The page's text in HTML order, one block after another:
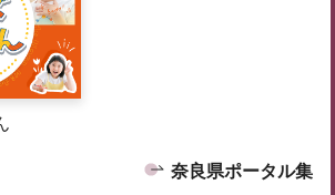
奈良県ポータル集